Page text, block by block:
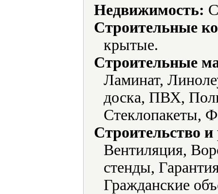
Недвижимость:
Строительные
крытые.
Строительные
Ламинат,
доска, ПВХ,
Стеклопакеты,
Строительство
Вентиляция,
стенды,
Гражданские